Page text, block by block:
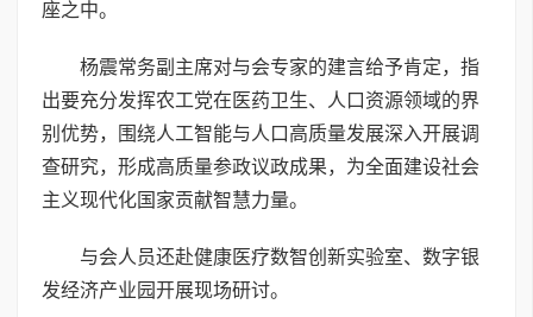
座之中。
杨震常务副主席对与会专家的建言给予肯定，指
出要充分发挥农工党在医药卫生、人口资源领域的界
别优势，围绕人工智能与人口高质量发展深入开展调
查研究，形成高质量参政议政成果，为全面建设社会
主义现代化国家贡献智慧力量。
与会人员还赴健康医疗数智创新实验室、数字银
发经济产业园开展现场研讨。